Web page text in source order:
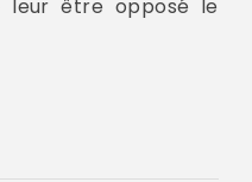
leur être opposé le